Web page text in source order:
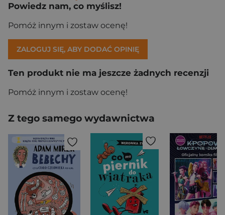
Powiedz nam, co myślisz!
Pomóż innym i zostaw ocenę!
ZALOGUJ SIĘ, ABY DODAĆ OPINIĘ
Ten produkt nie ma jeszcze żadnych recenzji
Pomóż innym i zostaw ocenę!
Z tego samego wydawnictwa